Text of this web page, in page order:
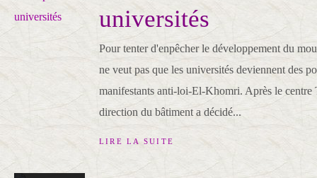
universités
Pour tenter d'enpêcher le développement du
ne veut pas que les universités deviennent des
manifestants anti-loi-El-Khomri. Après le centre
direction du bâtiment a décidé...
LIRE LA SUITE